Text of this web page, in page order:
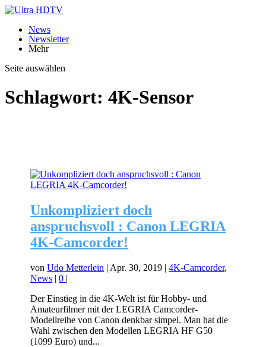
News
Newsletter
Mehr
Seite auswählen
Schlagwort: 4K-Sensor
Unkompliziert doch
anspruchsvoll : Canon LEGRIA
4K-Camcorder!
vonUdo Metterlein | Apr. 30, 2019 |4K-Camcorder,
News |0 |
Der Einstieg in die 4K-Welt ist für Hobby- und
Amateurfilmer mit der LEGRIA Camcorder-
Modellreihe von Canon denkbar simpel. Man hat die
Wahl zwischen den Modellen LEGRIA HF G50
(1099 Euro) und...